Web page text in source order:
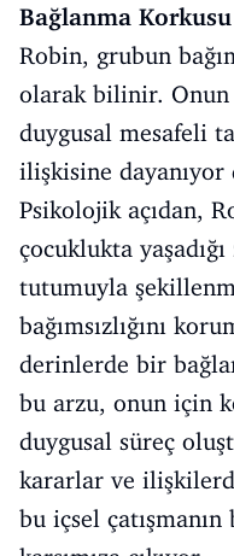
Bağlanma Korkusu
Robin, grubun
olarak bilinir. Onun
duygusal mesafeli
ilişkisine
Psikolojik açıdan,
çocuklukta
tutumuyla
bağımsızlığını
derinlerde bir
bu arzu, onun için
duygusal süreç
kararlar ve
bu içsel çatışmanın